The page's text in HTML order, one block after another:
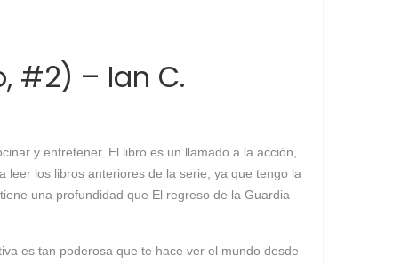
#2) – Ian C.
y entretener. El libro es un llamado a la acción,
leer los libros anteriores de la serie, ya que tengo la
una profundidad que El regreso de la Guardia
es tan poderosa que te hace ver el mundo desde